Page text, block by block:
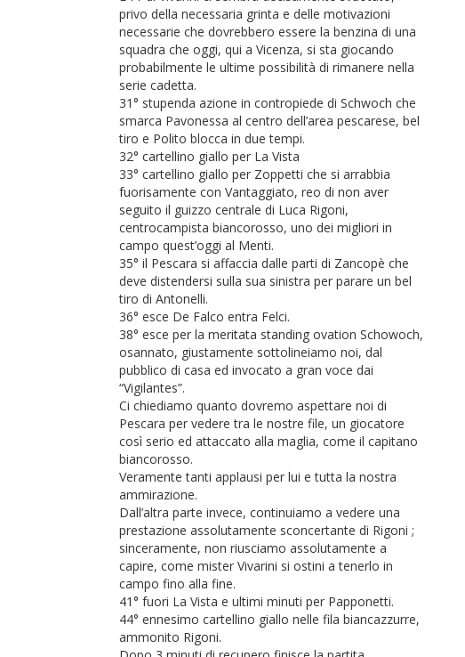
privo della necessaria grinta e delle motivazioni
necessarie che dovrebbero essere la benzina di una
squadra che oggi, qui a Vicenza, si sta giocando
probabilmente le ultime possibilità di rimanere nella
serie cadetta.
31° stupenda azione in contropiede di Schwoch che
smarca Pavonessa al centro dell’area pescarese, bel
tiro e Polito blocca in due tempi.
32° cartellino giallo per La Vista
33° cartellino giallo per Zoppetti che si arrabbia
fuorisamente con Vantaggiato, reo di non aver
seguito il guizzo centrale di Luca Rigoni,
centrocampista biancorosso, uno dei migliori in
campo quest’oggi al Menti.
35° il Pescara si affaccia dalle parti di Zancopè che
deve distendersi sulla sua sinistra per parare un bel
tiro di Antonelli.
36° esce De Falco entra Felci.
38° esce per la meritata standing ovation Schowoch,
osannato, giustamente sottolineiamo noi, dal
pubblico di casa ed invocato a gran voce dai
“Vigilantes”.
Ci chiediamo quanto dovremo aspettare noi di
Pescara per vedere tra le nostre file, un giocatore
così serio ed attaccato alla maglia, come il capitano
biancorosso.
Veramente tanti applausi per lui e tutta la nostra
ammirazione.
Dall’altra parte invece, continuiamo a vedere una
prestazione assolutamente sconcertante di Rigoni ;
sinceramente, non riusciamo assolutamente a
capire, come mister Vivarini si ostini a tenerlo in
campo fino alla fine.
41° fuori La Vista e ultimi minuti per Papponetti.
44° ennesimo cartellino giallo nelle fila biancazzurre,
ammonito Rigoni.